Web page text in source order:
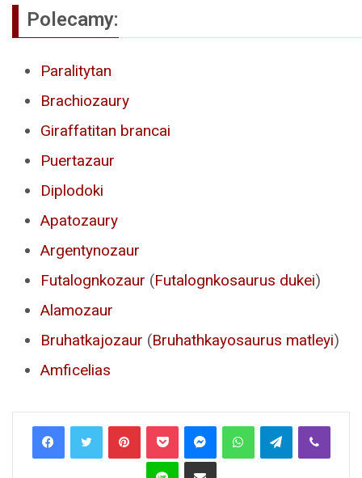
Polecamy:
Paralitytan
Brachiozaury
Giraffatitan brancai
Puertazaur
Diplodoki
Apatozaury
Argentynozaur
Futalognkozaur (Futalognkosaurus dukei)
Alamozaur
Bruhatkajozaur (Bruhathkayosaurus matleyi)
Amficelias
PinterestPocket MessengerWhatsAppTelegramViber
Line Share via Email